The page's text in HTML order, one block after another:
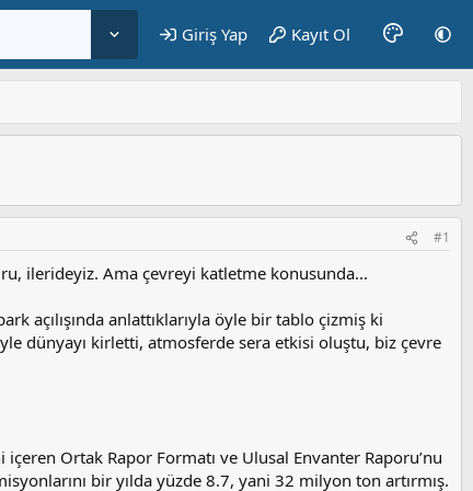
Giriş Yap Kayıt Ol
#1
ilerideyiz. Ama çevreyi katletme konusunda...
açılışında anlattıklarıyla öyle bir tablo çizmiş ki
dünyayı kirletti, atmosferde sera etkisi oluştu, biz çevre
Ortak Rapor Formatı ve Ulusal Envanter Raporu’nu
bir yılda yüzde 8.7, yani 32 milyon ton artırmış.